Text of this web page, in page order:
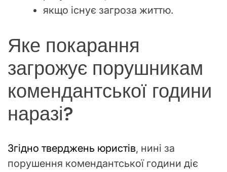
якщо існує загроза життю.
Яке покарання
загрожує порушникам
комендантської години
наразі?
Згідно тверджень юристів, нині за
порушення комендантської години діє